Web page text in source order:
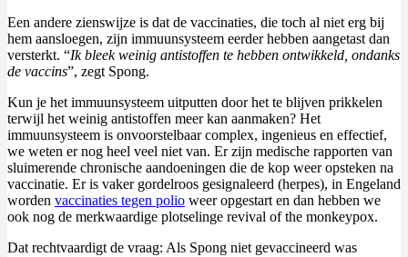
Een andere zienswijze is dat de vaccinaties, die toch al niet erg bij
hem aansloegen, zijn immuunsysteem eerder hebben aangetast dan
versterkt. “Ik bleek weinig antistoffen te hebben ontwikkeld, ondanks
de vaccins”, zegt Spong.
Kun je het immuunsysteem uitputten door het te blijven prikkelen
terwijl het weinig antistoffen meer kan aanmaken? Het
immuunsysteem is onvoorstelbaar complex, ingenieus en effectief,
we weten er nog heel veel niet van. Er zijn medische rapporten van
sluimerende chronische aandoeningen die de kop weer opsteken na
vaccinatie. Er is vaker gordelroos gesignaleerd (herpes), in Engeland
worden vaccinaties tegen polio weer opgestart en dan hebben we
ook nog de merkwaardige plotselinge revival of the monkeypox.
Dat rechtvaardigt de vraag: Als Spong niet gevaccineerd was